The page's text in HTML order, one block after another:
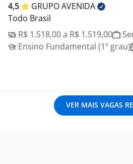
4,5 GRUPOAVENIDA
Todo Brasil
R$ 1.518,00 a R$ 1.519,00
Ensino Fundamental (1º grau)
VER MAIS VAGAS